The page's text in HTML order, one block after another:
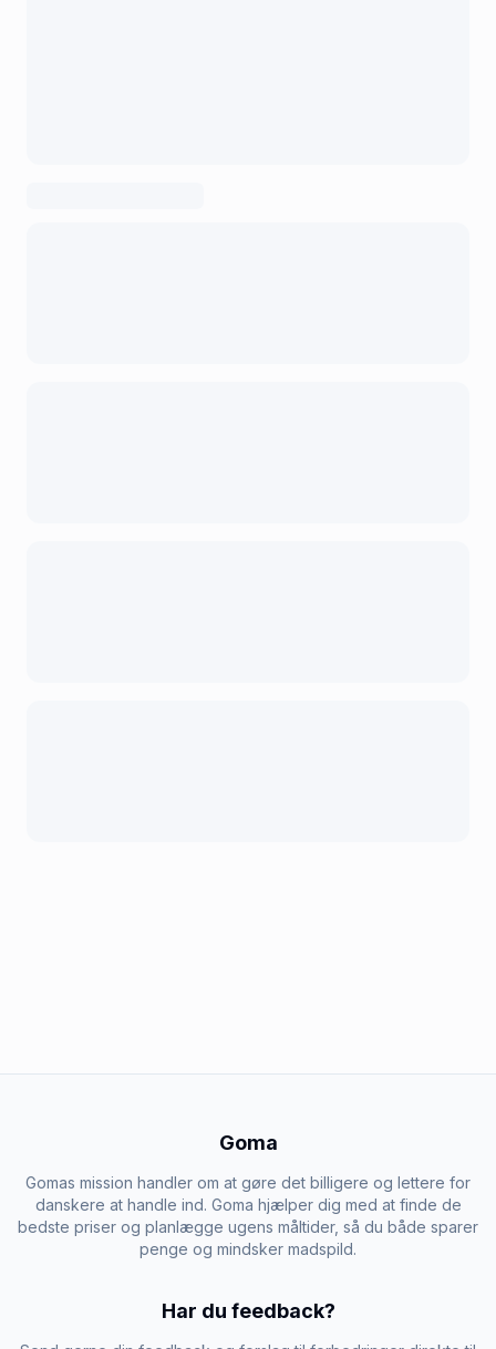
Goma
Gomas mission handler om at gøre det billigere og lettere for
danskere at handle ind. Goma hjælper dig med at finde de
bedste priser og planlægge ugens måltider, så du både sparer
penge og mindsker madspild.
Har du feedback?